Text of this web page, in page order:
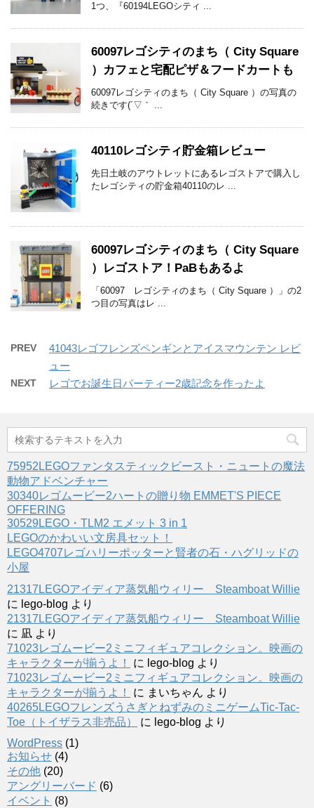
1つ、『60194LEGOシティ ...
60097レゴシティのまち（ City Square
）カフェと宅配ピザ＆フードカートも
60097レゴシティのまち（ City Square ）の写真の
続きです(´▽｀ ...
40110レゴシティ貯金箱レビュー
先日土岐のアウトレットにあるレゴストアで購入し
たレゴシティの貯金箱40110のレ ...
60097レゴシティのまち（ City Square
）レゴストア！PaBもあるよ
「60097 レゴシティのまち（ City Square ）」の2
つ目の写真はレ ...
PREV
41043レゴフレンズペンギンとアイスマウンテン レビ
ュー
NEXT レゴでお誕生日パーティー2歳記念を作ったよ
75952LEGOファンタスティックビースト・ニュートの魔法
動物アドベンチャー
30340レゴムービー2ハートの贈り物 EMMET'S PIECE
OFFERING
30529LEGO・TLM2 エメット 3 in 1
LEGOのかわいい文房具セット！
LEGO4707レゴハリーポッターと賢者の石・ハグリッドの
小屋
21317LEGOアイディア蒸気船ウィリー Steamboat Willie
に lego-blog より
21317LEGOアイディア蒸気船ウィリー Steamboat Willie
に 凪 より
71023レゴムービー2ミニフィギュアコレクション。映画の
キャラクターが揃うよ！
に lego-blog より
71023レゴムービー2ミニフィギュアコレクション。映画の
キャラクターが揃うよ！
に まいちゃん より
40265LEGOフレンズうさぎとねずみのミニゲームTic-Tac-
Toe（トイザラス非売品）
に lego-blog より
WordPress (1)
お知らせ (4)
その他 (20)
アングリーバード (6)
イベント (8)